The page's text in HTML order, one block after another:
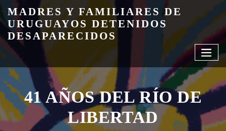
Skip
to
content
MADRES Y FAMILIARES DE
URUGUAYOS DETENIDOS
DESAPARECIDOS
41 AÑOS DEL RÍO DE
LIBERTAD